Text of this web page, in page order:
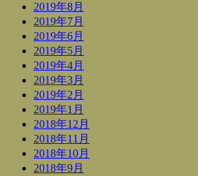
2019年8月
2019年7月
2019年6月
2019年5月
2019年4月
2019年3月
2019年2月
2019年1月
2018年12月
2018年11月
2018年10月
2018年9月